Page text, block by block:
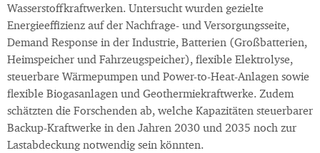
Wasserstoffkraftwerken. Untersucht wurden gezielte
Energieeffizienz auf der Nachfrage- und Versorgungsseite,
Demand Response in der Industrie, Batterien (Großbatterien,
Heimspeicher und Fahrzeugspeicher), flexible Elektrolyse,
steuerbare Wärmepumpen und Power-to-Heat-Anlagen sowie
flexible Biogasanlagen und Geothermiekraftwerke. Zudem
schätzten die Forschenden ab, welche Kapazitäten steuerbarer
Backup-Kraftwerke in den Jahren 2030 und 2035 noch zur
Lastabdeckung notwendig sein könnten.